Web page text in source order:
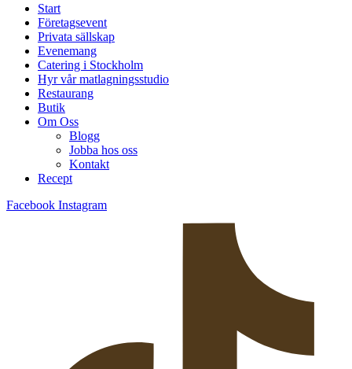
Start
Företagsevent
Privata sällskap
Evenemang
Catering i Stockholm
Hyr vår matlagningsstudio
Restaurang
Butik
Om Oss
Blogg
Jobba hos oss
Kontakt
Recept
Facebook Instagram